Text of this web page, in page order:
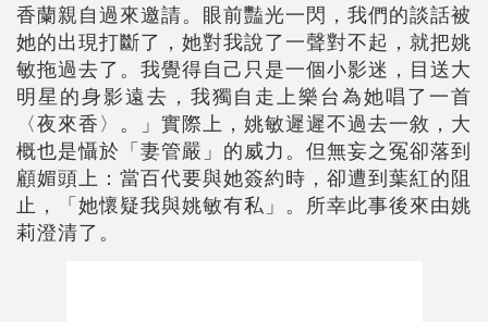
香蘭親自過來邀請。眼前豔光一閃，我們的談話被
她的出現打斷了，她對我說了一聲對不起，就把姚
敏拖過去了。我覺得自己只是一個小影迷，目送大
明星的身影遠去，我獨自走上樂台為她唱了一首
〈夜來香〉。」實際上，姚敏遲遲不過去一敘，大
概也是懾於「妻管嚴」的威力。但無妄之冤卻落到
顧媚頭上：當百代要與她簽約時，卻遭到葉紅的阻
止，「她懷疑我與姚敏有私」。所幸此事後來由姚
莉澄清了。